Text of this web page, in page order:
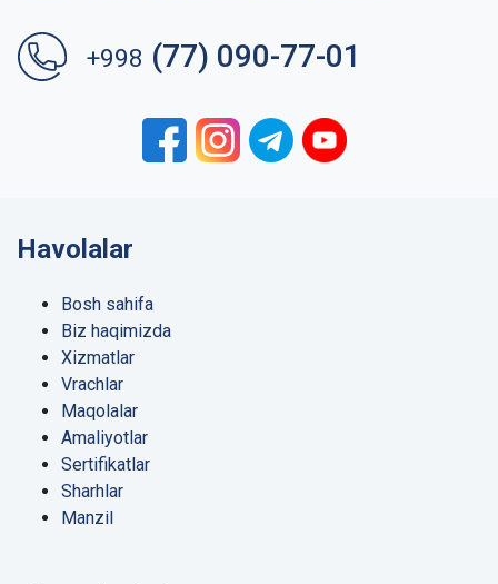
+998 (77) 090-77-01
Havolalar
Bosh sahifa
Biz haqimizda
Xizmatlar
Vrachlar
Maqolalar
Amaliyotlar
Sertifikatlar
Sharhlar
Manzil